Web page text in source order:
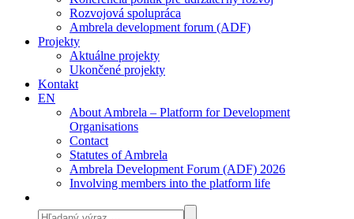
Rozvojová spolupráca
Ambrela development forum (ADF)
Projekty
Aktuálne projekty
Ukončené projekty
Kontakt
EN
About Ambrela – Platform for Development
Organisations
Contact
Statutes of Ambrela
Ambrela Development Forum (ADF) 2026
Involving members into the platform life